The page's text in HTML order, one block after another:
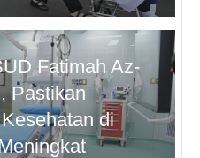
Fatimah Az-
Pastikan
di